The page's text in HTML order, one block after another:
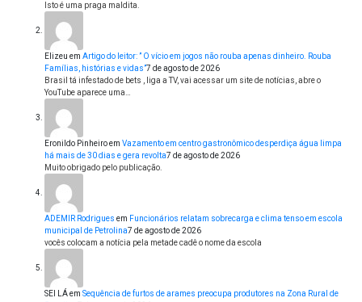
Isto é uma praga maldita.
Elizeu em Artigo do leitor: ” O vício em jogos não rouba apenas dinheiro. Rouba
Famílias, histórias e vidas”7 de agosto de 2026
Brasil tá infestado de bets , liga a TV, vai acessar um site de notícias, abre o
YouTube aparece uma…
Eronildo Pinheiroem Vazamento em centro gastronômico desperdiça água limpa
há mais de 30 dias e gera revolta7 de agosto de 2026
Muito obrigado pelo publicação.
ADEMIR Rodrigues em Funcionários relatam sobrecarga e clima tenso em escola
municipal de Petrolina7 de agosto de 2026
vocês colocam a notícia pela metade cadê o nome da escola
SEI LÁem Sequência de furtos de arames preocupa produtores na Zona Rural de